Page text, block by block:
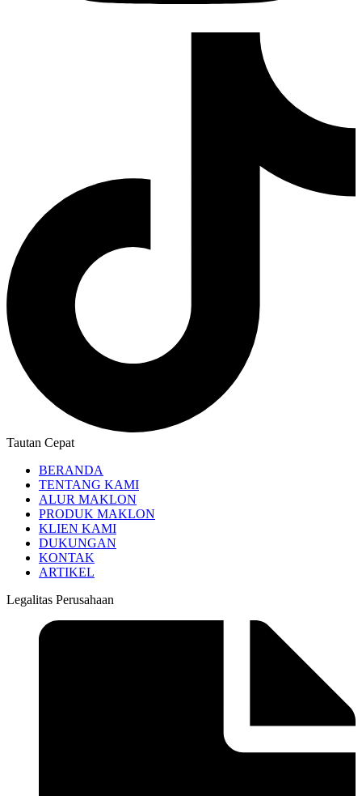
Tautan Cepat
BERANDA
TENTANG KAMI
ALUR MAKLON
PRODUK MAKLON
KLIEN KAMI
DUKUNGAN
KONTAK
ARTIKEL
Legalitas Perusahaan